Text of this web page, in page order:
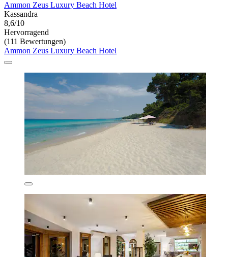
Ammon Zeus Luxury Beach Hotel
Kassandra
8,6/10
Hervorragend
(111 Bewertungen)
Ammon Zeus Luxury Beach Hotel